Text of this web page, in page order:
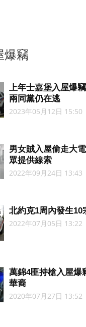
爆竊
上年士嘉堡入屋爆
兩同黨仍在逃
2023年05月12日 15:50
男女賊入屋偷走大
眾提供線索
2022年09月24日 13:43
北約克1周內發生10
2022年07月05日 13:22
萬錦4匪持槍入屋爆
華裔
2020年07月27日 13:52